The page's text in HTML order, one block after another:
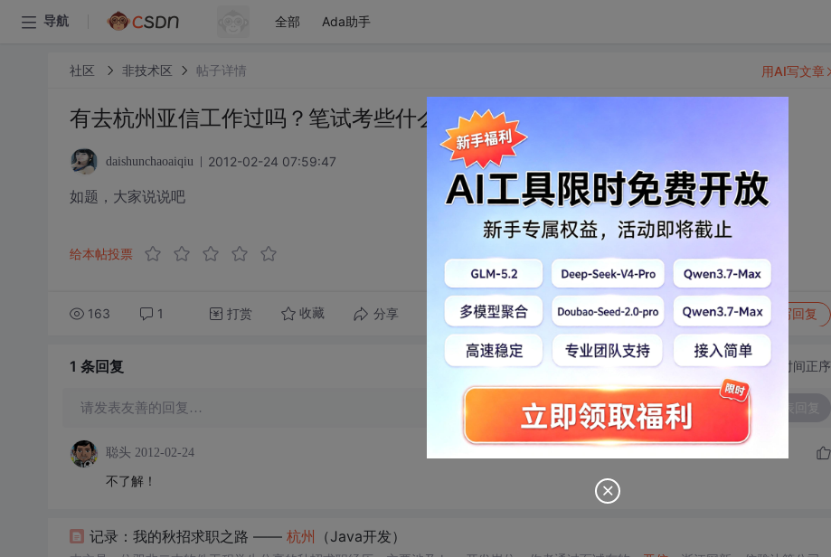
导航 全部 Ada助手
社区 非技术区 帖子详情
有去杭州亚信工作过吗？笔试考些什么知识的？
daishunchaoaiqiu 2012-02-24 07:59:47
如题，大家说说吧
给本帖投票
163 1 打赏 收藏 分享 转发到动态 举报 写回复
用AI写文章
1 条回复 切换为时间正序
请发表友善的回复…
聪头 2012-02-24
不了解！
记录：我的秋招求职之路 —— 杭州 （Java开发）